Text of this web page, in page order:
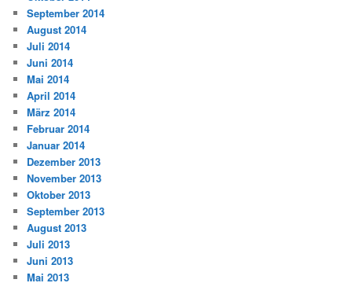
September 2014
August 2014
Juli 2014
Juni 2014
Mai 2014
April 2014
März 2014
Februar 2014
Januar 2014
Dezember 2013
November 2013
Oktober 2013
September 2013
August 2013
Juli 2013
Juni 2013
Mai 2013